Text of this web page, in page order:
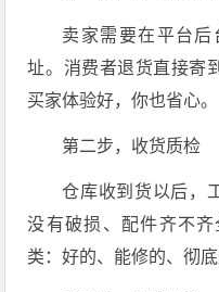
卖家需要在平台
址。消费者退货直接寄
买家体验好，你也省心。
第二步，收货质检
仓库收到货以后，
没有破损、配件齐不
类：好的、能修的、彻